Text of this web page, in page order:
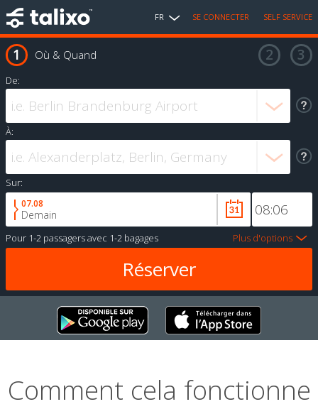
FR SE CONNECTER SELF SERVICE
Où & Quand
De:
À:
Sur:
07.08
Demain
Pour 1-2 passagersavec 1-2 bagages Plus d'options
Comment cela fonctionne